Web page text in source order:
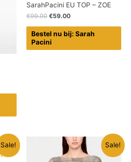
SarahPacini EU TOP – ZOE
€99.00 €59.00
Bestel nu bij: Sarah
Pacini
Sale! Sale!